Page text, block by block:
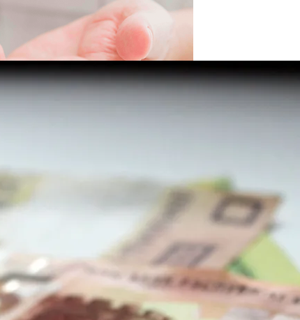
Идут Четыре Кандидата
Сбережения
Жизнью, И Не Выгореть
Изучил, Как Белорусы Применяют Групповые Чаты
Человек Умрет Без Сна
Животных И Человека
Вредными Привычками, И Чем Это Опасно